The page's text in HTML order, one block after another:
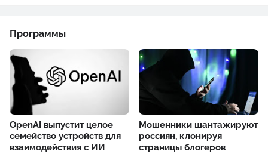
Программы
OpenAI выпустит целое
семейство устройств для
взаимодействия с ИИ
Мошенники шантажируют
россиян, клонируя
страницы блогеров